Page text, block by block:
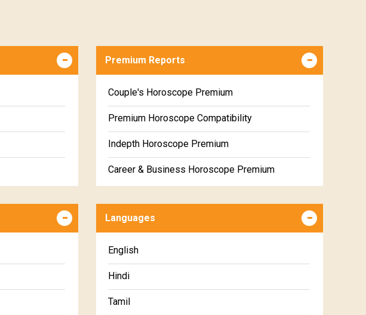
Premium Reports
Couple's Horoscope Premium
Premium Horoscope Compatibility
Indepth Horoscope Premium
Career & Business Horoscope Premium
Marriage Horoscope Premium
Premium Gem Recommendation Report
Premium Ugadi Prediction
Premium Yoga Predictions
Languages
English
Hindi
Tamil